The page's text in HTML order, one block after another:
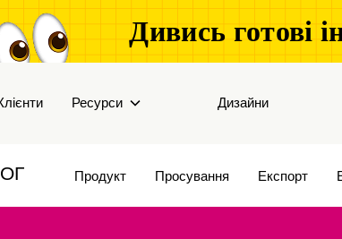
Дивись готові
Ресурси Дизайни
Продукт Просування Експорт